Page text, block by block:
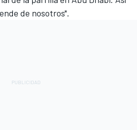
de nosotros".